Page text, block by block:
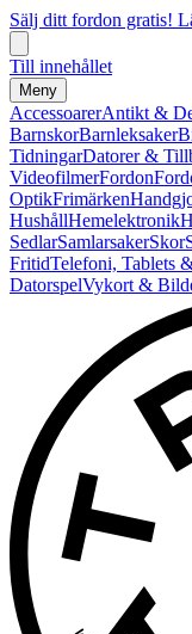
Sälj ditt fordon gratis!
Till innehållet
Meny
AccessoarerAntikt &
BarnskorBarnleksaker
TidningarDatorer &
VideofilmerFordon
OptikFrimärken
HushållHemelektronik
SedlarSamlarsakerSkor
FritidTelefoni, Tablets
DatorspelVykort &